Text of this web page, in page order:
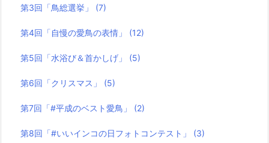
第3回「鳥総選挙」 (7)
第4回「自慢の愛鳥の表情」 (12)
第5回「水浴び＆首かしげ」 (5)
第6回「クリスマス」 (5)
第7回「#平成のベスト愛鳥」 (2)
第8回「#いいインコの日フォトコンテスト」 (3)